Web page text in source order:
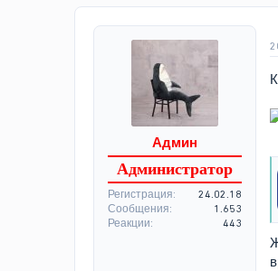
о
р
а
н
а
ч
а
Админ
Администратор
Регистрация
24.02.18
Сообщения
1.653
Реакции
443